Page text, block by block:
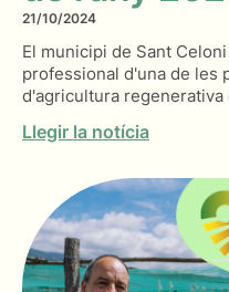
21/10/2024
El municipi de Sant
professional d'una de les
d'agricultura regenerativa
Llegir la notícia